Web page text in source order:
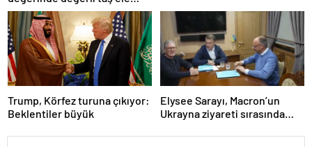
geçirildi
Trump, Körfez turuna çıkıyor:
Beklentiler büyük
Elysee Sarayı, Macron’un
Ukrayna ziyareti sırasında
iddiasını yalanladı